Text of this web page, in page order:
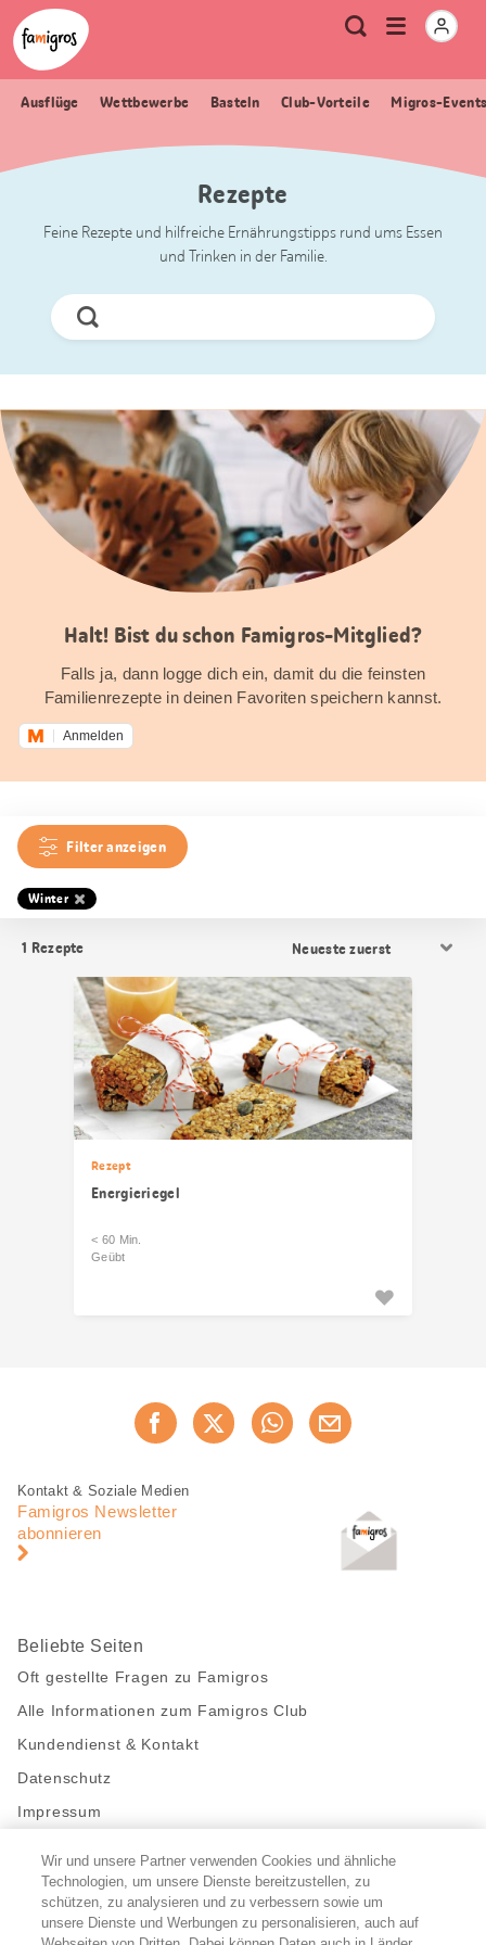
Sprungmarken
Navigation
Header
Logo
Meta
Navigation
Suche
Menu
öffnen
Ausflüge Wettbewerbe Basteln Club-Vorteile Migros-
Rezepte
Feine Rezepte und hilfreiche Ernährungstipps rund ums Essen
und Trinken in der Familie.
Jetzt
Suchen
Halt! Bist du schon Famigros-Mitglied?
Falls ja, dann logge dich ein, damit du die feinsten
Familienrezepte in deinen Favoriten speichern kannst.
Anmelden
Filter anzeigen
Winter
1 Rezepte
Sortierung
Rezept
Energieriegel
< 60 Min.
Geübt
Jetzt weiterempfehlen
Fusszeile
Fusszeile
Navigation
Kontakt & Soziale Medien
Famigros Newsletter
abonnieren
Beliebte Seiten
Oft gestellte Fragen zu Famigros
Alle Informationen zum Famigros Club
Kundendienst & Kontakt
Datenschutz
Impressum
Bleibe mit uns in Kontakt
Facebook
https://twitter.com/migros
https://www.youtube.com/user/
PinterestInstagram
Wir und unsere Partner verwenden Cookies und ähnliche
Technologien, um unsere Dienste bereitzustellen, zu
schützen, zu analysieren und zu verbessern sowie um
unsere Dienste und Werbungen zu personalisieren, auch auf